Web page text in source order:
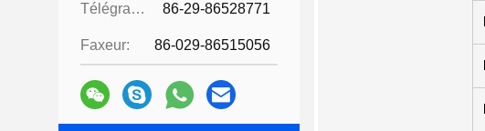
Télégramme: 86-29-86528771
Faxeur: 86-029-86515056